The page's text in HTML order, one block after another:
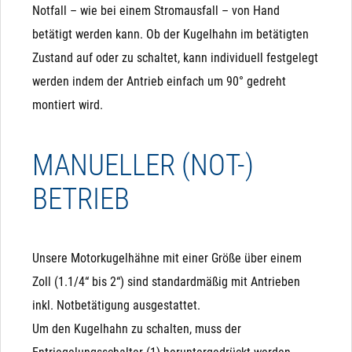
Pro Kugelhahn
10 Sekunden pro Schaltvorgang
Großer Durchfluss: Es steht die komplette Bohrung zur
Analogansteuerung
50% geöffnet) zu fahren. Dazu verfügt sie je nach Typ
über 4-5 Adern, von denen 2 Adern mit "+" bzw. "L" und "-
" bzw. "N" den Antrieb permanent mit Strom versorgen.
Eine weitere Ader ist als Eingang mit 0 (2) bis 10 V
Notfall – wie bei einem Stromausfall – von Hand
betätigt werden kann. Ob der Kugelhahn im betätigten
Zustand auf oder zu schaltet, kann individuell festgelegt
werden indem der Antrieb einfach um 90° gedreht
montiert wird.
MANUELLER (NOT-)
BETRIEB
Unsere Motorkugelhähne mit einer Größe über einem
Zoll (1.1/4“ bis 2“) sind standardmäßig mit Antrieben
inkl. Notbetätigung ausgestattet.
Um den Kugelhahn zu schalten, muss der